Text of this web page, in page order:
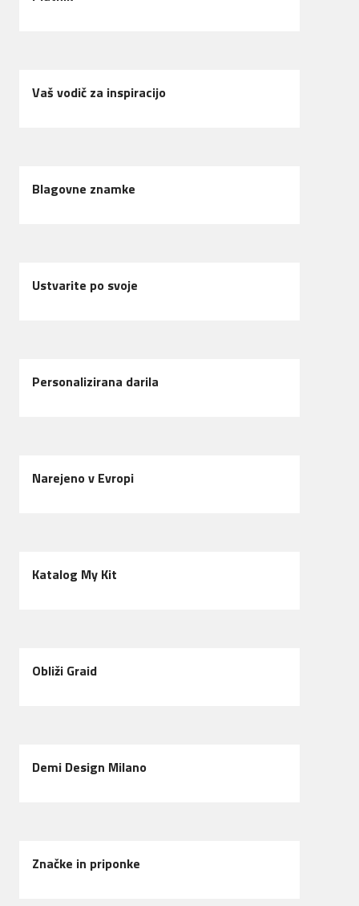
Vaš vodič za inspiracijo
Blagovne znamke
Ustvarite po svoje
Personalizirana darila
Narejeno v Evropi
Katalog My Kit
Obliži Graid
Demi Design Milano
Značke in priponke